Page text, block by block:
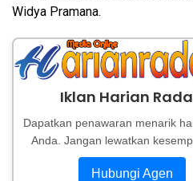
Widya Pramana.
Iklan Harian
Dapatkan penawaran menarik
Anda. Jangan lewatkan
Hubungi Agen